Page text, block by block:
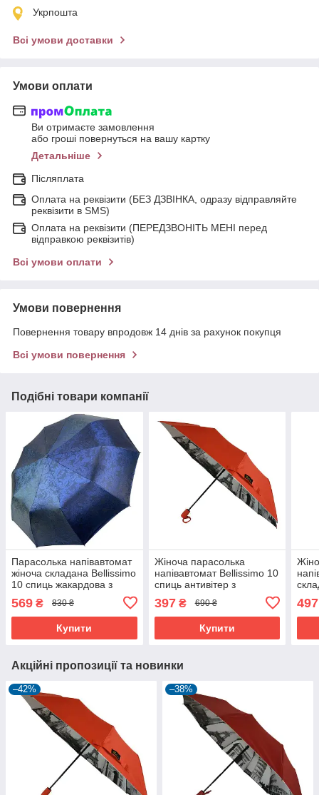
Укрпошта
Всі умови доставки
Умови оплати
Ви отримаєте замовлення
або гроші повернуться на вашу картку
Детальніше
Післяплата
Оплата на реквізити (БЕЗ ДЗВІНКА, одразу відправляйте
реквізити в SMS)
Оплата на реквізити (ПЕРЕДЗВОНІТЬ МЕНІ перед
відправкою реквізитів)
Всі умови оплати
Умови повернення
Повернення товару впродовж 14 днів за рахунок покупця
Всі умови повернення
Подібні товари компанії
Парасолька напівавтомат
жіноча складана Bellissimo
10 спиць жакардова з
візерунком Синій (37482)
569 ₴ 830 ₴
Купити
Жіноча парасолька
напівавтомат Bellissimo 10
спиць антивітер з
Червоний (5340)
397₴ 690 ₴
Купити
497
Акційні пропозиції та новинки
–42% –38%